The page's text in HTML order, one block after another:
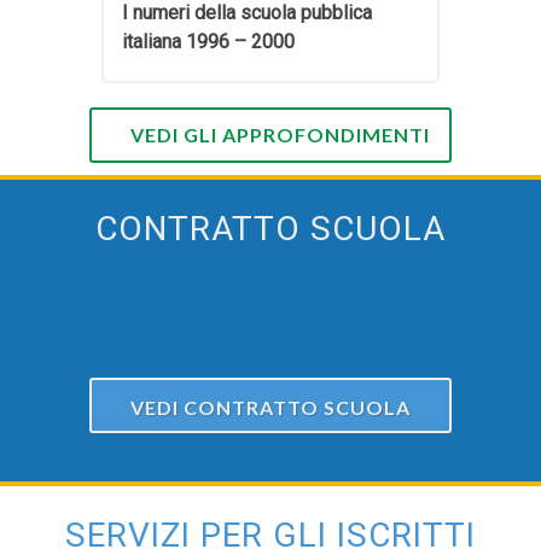
I numeri della scuola pubblica
italiana 1996 – 2000
VEDI GLI APPROFONDIMENTI
CONTRATTO SCUOLA
VEDI CONTRATTO SCUOLA
SERVIZI PER GLI ISCRITTI